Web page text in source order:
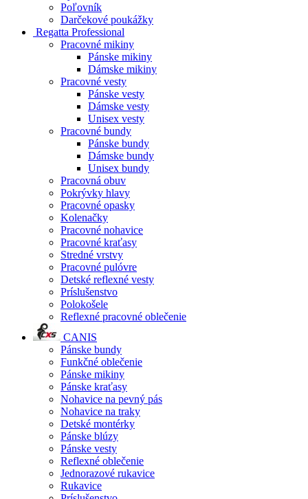
Poľovník
Darčekové poukážky
Regatta Professional
Pracovné mikiny
Pánske mikiny
Dámske mikiny
Pracovné vesty
Pánske vesty
Dámske vesty
Unisex vesty
Pracovné bundy
Pánske bundy
Dámske bundy
Unisex bundy
Pracovná obuv
Pokrývky hlavy
Pracovné opasky
Kolenačky
Pracovné nohavice
Pracovné kraťasy
Stredné vrstvy
Pracovné pulóvre
Detské reflexné vesty
Príslušenstvo
Polokošele
Reflexné pracovné oblečenie
CANIS
Pánske bundy
Funkčné oblečenie
Pánske mikiny
Pánske kraťasy
Nohavice na pevný pás
Nohavice na traky
Detské montérky
Pánske blúzy
Pánske vesty
Reflexné oblečenie
Jednorazové rukavice
Rukavice